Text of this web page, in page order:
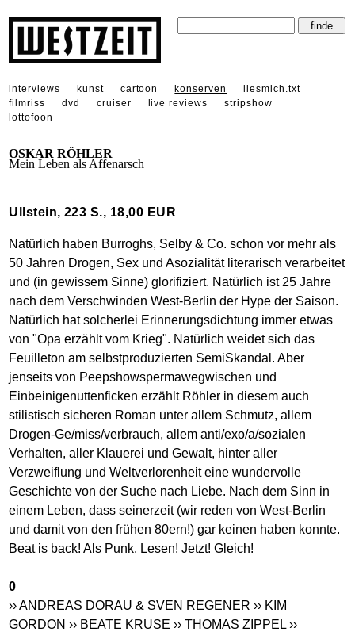
interviews kunst cartoon konserven
liesmich.txt
filmriss
dvd cruiser live reviews
stripshow
lottofoon
OSKAR RÖHLER
Mein Leben als Affenarsch
Ullstein, 223 S., 18,00 EUR
Natürlich haben Burroghs, Selby & Co. schon vor mehr als
50 Jahren Drogen, Sex und Asozialität literarisch verarbeitet
und (in gewissem Sinne) glorifiziert. Natürlich ist 25 Jahre
nach dem Verschwinden West-Berlin der Hype der Saison.
Natürlich hat solcherlei Erinnerungsdichtung immer etwas
von "Opa erzählt vom Krieg". Natürlich weidet sich das
Feuilleton am selbstproduzierten SemiSkandal. Aber
jenseits von Peepshowspermawegwischen und
Einbeinigenuttenficken erzählt Röhler in diesem auch
stilistisch sicheren Roman unter allem Schmutz, allem
Drogen-Ge/miss/verbrauch, allem anti/exo/a/sozialen
Verhalten, aller Klauerei und Gewalt, hinter aller
Verzweiflung und Weltverlorenheit eine wundervolle
Geschichte von der Suche nach Liebe. Nach dem Sinn in
einem Leben, dass seinerzeit (wir reden von West-Berlin
und damit von den frühen 80ern!) gar keinen haben konnte.
Beat is back! Als Punk. Lesen! Jetzt! Gleich!
0
›› ANDREAS DORAU & SVEN REGENER ›› KIM
GORDON ›› BEATE KRUSE ›› THOMAS ZIPPEL ››